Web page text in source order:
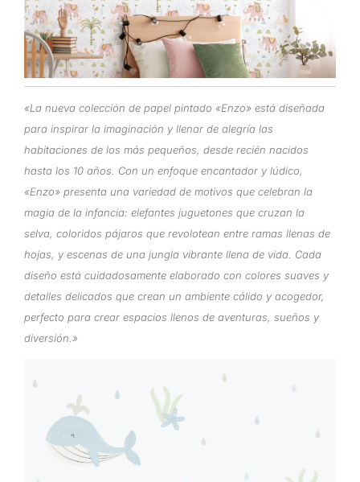
«La nueva colección de papel pintado «Enzo» está diseñada
para inspirar la imaginación y llenar de alegría las
habitaciones de los más pequeños, desde recién nacidos
hasta los 10 años. Con un enfoque encantador y lúdico,
«Enzo» presenta una variedad de motivos que celebran la
magia de la infancia: elefantes juguetones que cruzan la
selva, coloridos pájaros que revolotean entre ramas llenas de
hojas, y escenas de una jungla vibrante llena de vida. Cada
diseño está cuidadosamente elaborado con colores suaves y
detalles delicados que crean un ambiente cálido y acogedor,
perfecto para crear espacios llenos de aventuras, sueños y
diversión.»